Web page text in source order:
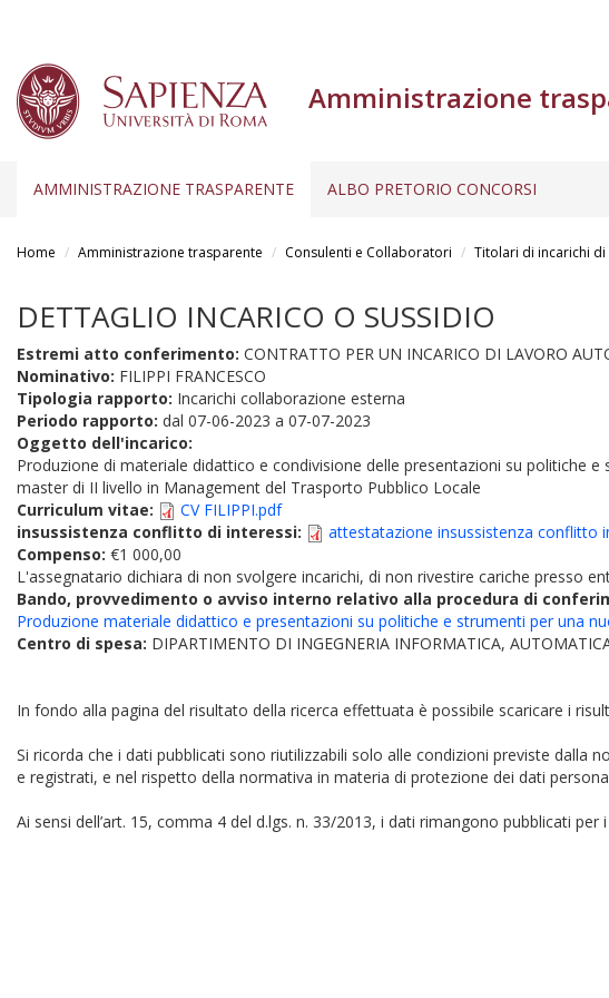
Amministrazione
AMMINISTRAZIONE TRASPARENTE ALBO PRETORIO CONCORSI
Home Amministrazione trasparente Consulenti e Collaboratori Titolari di incarichi
DETTAGLIO INCARICO O SUSSIDIO
Estremi atto conferimento: CONTRATTO PER UN INCARICO DI LAVORO
Nominativo: FILIPPI FRANCESCO
Tipologia rapporto: Incarichi collaborazione esterna
Periodo rapporto: dal 07-06-2023 a 07-07-2023
Oggetto dell'incarico:
Produzione di materiale didattico e condivisione delle presentazioni su politiche
master di II livello in Management del Trasporto Pubblico Locale
Curriculum vitae:
CV FILIPPI.pdf
insussistenza conflitto di interessi:
attestatazione insussistenza conflitto
Compenso: €1 000,00
L'assegnatario dichiara di non svolgere incarichi, di non rivestire cariche presso
Bando, provvedimento o avviso interno relativo alla procedura di
Produzione materiale didattico e presentazioni su politiche e strumenti per una
Centro di spesa: DIPARTIMENTO DI INGEGNERIA INFORMATICA,
In fondo alla pagina del risultato della ricerca effettuata è possibile scaricare i
Si ricorda che i dati pubblicati sono riutilizzabili solo alle condizioni previste
e registrati, e nel rispetto della normativa in materia di protezione dei dati
Ai sensi dell’art. 15, comma 4 del d.lgs. n. 33/2013, i dati rimangono pubblicati per